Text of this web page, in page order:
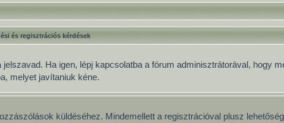
és regisztrációs kérdések
Ha igen, lépj kapcsolatba a fórum adminisztrátorával, hogy
melyet javítaniuk kéne.
küldéséhez. Mindemellett a regisztrációval plusz